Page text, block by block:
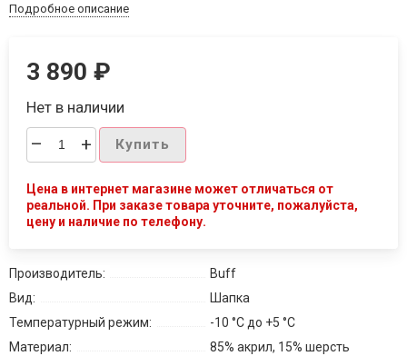
Подробное описание
3 890₽
Нет в наличии
– + Купить
Цена в интернет магазине может отличаться от
реальной. При заказе товара уточните, пожалуйста,
цену и наличие по телефону.
Производитель:
Buff
Вид:
Шапка
Температурный режим:
-10 °C до +5 °С
Материал:
85% акрил, 15% шерсть